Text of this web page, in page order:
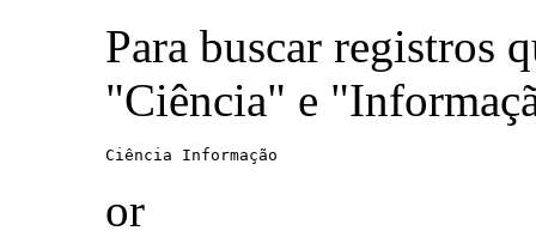
Para buscar registros
"Ciência" e
Ciência Informação
or